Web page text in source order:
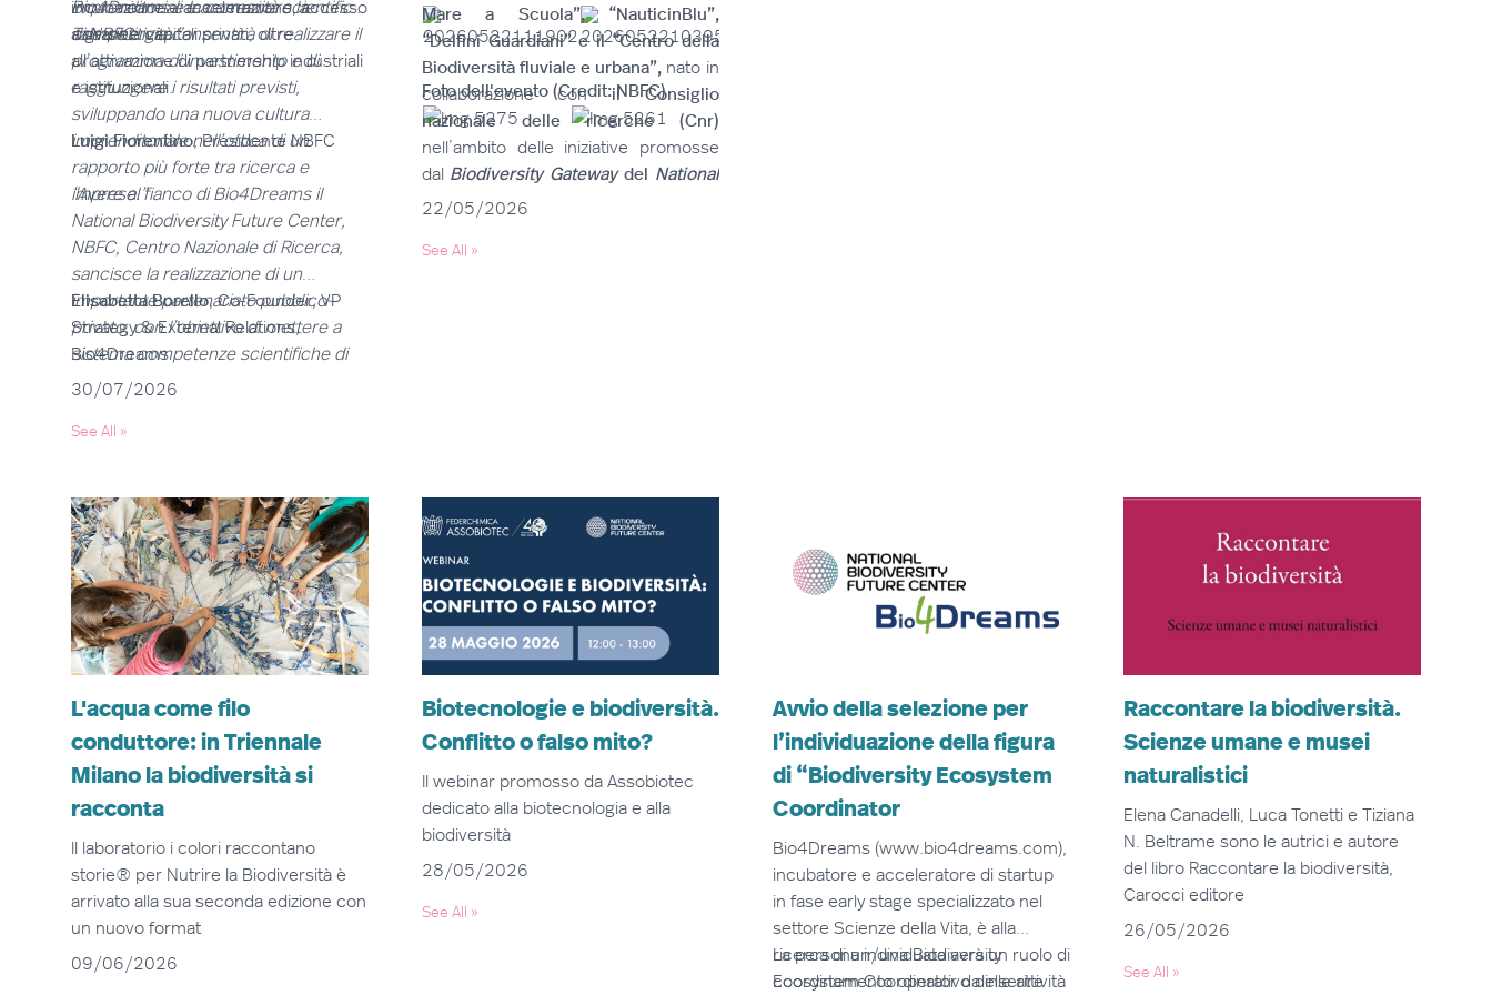
incubazione e accelerazione, accesso
a grant e capitali privati, oltre
all’attivazione di partnership industriali
e istituzionali.
imprenditoriali e accrescere la
competitività.”
Bio4Dreams e la comunità scientifica
di NBFC.
Tale sinergia consentirà di realizzare il
programma di investimento e di
raggiungere i risultati previsti,
sviluppando una nuova cultura
imprenditoriale nell’ottica di un
rapporto più forte tra ricerca e
imprese.”
Luigi Fiorentino, Presidente NBFC
“Avere al fianco di Bio4Dreams il
National Biodiversity Future Center,
NBFC, Centro Nazionale di Ricerca,
sancisce la realizzazione di un
importante partenariato pubblico-
privato, con l’obiettivo di mettere a
sistema competenze scientifiche di
eccellenza, progettualità e relazioni
istituzioni e soggetti industriali, per
ricerca all’impresa’, si concretizza
attraverso un connubio di
competenze ed esperienze
multidisciplinari che, insieme,
potranno fare la differenza. Per
Bio4Dreams è un onore e una grande
responsabilità accogliere questa
nuova, straordinaria sfida, con la
risultati concreti e contribuire alla
creazione di nuove imprese
innovative e di valore per il nostro
Elisabetta Borello, Co-Founder, VP
Strategy & External Relations,
Bio4Dreams
30/07/2026
See All »
Mare a Scuola”, “NauticinBlu”,
“Delfini Guardiani” e il “Centro della
Biodiversità fluviale e urbana”, nato in
collaborazione conil Consiglio
nazionale delle ricerche (Cnr)
nell’ambito delle iniziative promosse
dal Biodiversity Gateway del National
Biodiversity Future Center
Fondazione.
Foto dell'evento (Credit: NBFC)
22/05/2026
See All »
L'acqua come filo
conduttore: in Triennale
Milano la biodiversità si
racconta
Il laboratorio i colori raccontano
storie® per Nutrire la Biodiversità è
arrivato alla sua seconda edizione con
un nuovo format
09/06/2026
Biotecnologie e biodiversità.
Conflitto o falso mito?
Il webinar promosso da Assobiotec
dedicato alla biotecnologia e alla
biodiversità
28/05/2026
See All »
Avvio della selezione per
l’individuazione della figura
di “Biodiversity Ecosystem
Coordinator
Bio4Dreams (www.bio4dreams.com),
incubatore e acceleratore di startup
in fase early stage specializzato nel
settore Scienze della Vita, è alla
ricerca di un/una Biodiversity
Ecosystem Coordinator da inserire
La persona individuata avrà un ruolo di
coordinamento operativo delle attività
Raccontare la biodiversità.
Scienze umane e musei
naturalistici
Elena Canadelli, Luca Tonetti e Tiziana
N. Beltrame sono le autrici e autore
del libro Raccontare la biodiversità,
Carocci editore
26/05/2026
See All »